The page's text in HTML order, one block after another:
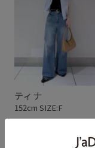
ティナ
152cm SIZE:F